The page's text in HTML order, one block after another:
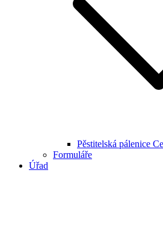
Pěstitelská pálenice
Formuláře
Úřad